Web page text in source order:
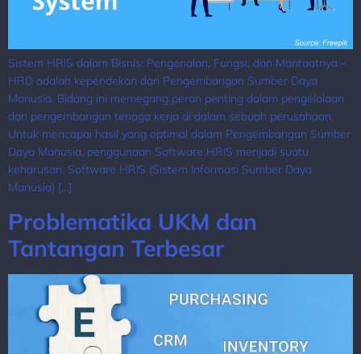
Sistem HRIS dalam Bisnis: Pengenalan, Fungsi, dan Manfaatnya –
HRD adalah kependekan dari Pengembangan Sumber Daya
Manusia. Bidang ini memegang peran penting dalam pengelolaan
dan pengembangan tenaga kerja di dalam sebuah perusahaan.
Untuk mencapai hasil yang optimal dalam Pengembangan Sumber
Daya Manusia, penggunaan Software HRIS menjadi suatu
keharusan. Software HRIS (Sistem Informasi Sumber Daya
Manusia) […]
Problematika UKM dan
Tantangan Terbesar